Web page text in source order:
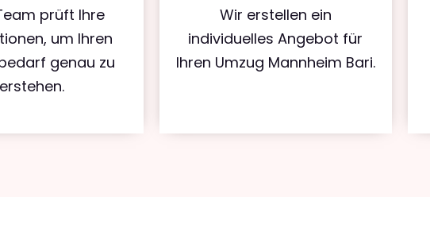
prüft Ihre
um Ihren
genau zu
Wir erstellen ein
individuelles Angebot für
Ihren Umzug Mannheim Bari.